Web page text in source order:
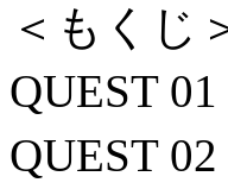
＜もくじ
QUEST
QUEST